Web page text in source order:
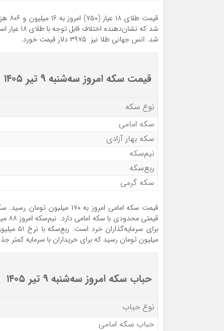
شد. انس جهانی طلا نیز ۳۹۷۵ دلار قیمت خورد.
قیمت سکه امروز سه‌شنبه ۹ تیر ۱۴۰۵
نوع سکه
سکه امامی
سکه بهار آزادی
نیم‌سکه
ربع‌سکه
سکه گرمی
میلیون تومان رسید که برای خریداران با سرمایه کمتر
حباب سکه امروز سه‌شنبه ۹ تیر ۱۴۰۵
نوع حباب
حباب سکه امامی